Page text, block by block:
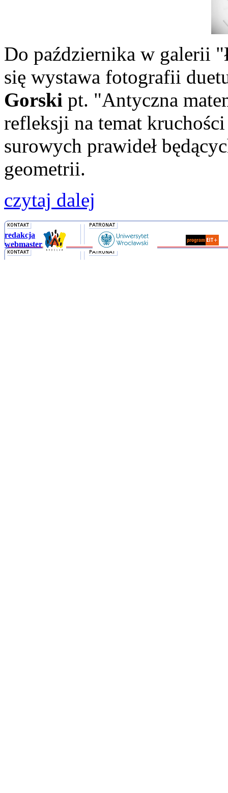
Do października w galerii
się wystawa fotografii
Gorski pt. "Antyczna
refleksji na temat
surowych prawideł
geometrii.
czytaj dalej
redakcja
webmaster